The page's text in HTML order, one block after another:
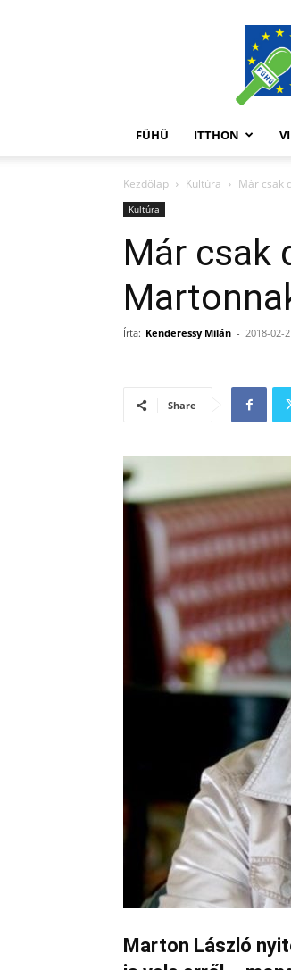
FÜHÜ ITTHON
Kezdőlap Kultúra Már csak
Kultúra
Már csak
Írta: Kenderessy Milán - 2018-02-
Share
Marton László